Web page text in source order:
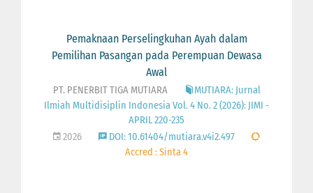
Pemaknaan Perselingkuhan Ayah dalam
Pemilihan Pasangan pada Perempuan Dewasa
Awal
PT. PENERBIT TIGA MUTIARA
MUTIARA: Jurnal
Ilmiah Multidisiplin Indonesia Vol. 4 No. 2 (2026): JIMI -
APRIL 220-235
2026
DOI: 10.61404/mutiara.v4i2.497
Accred : Sinta 4